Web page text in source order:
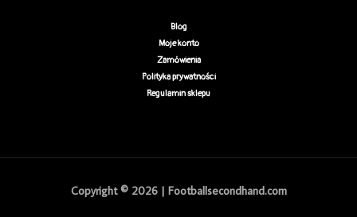
Blog
Moje konto
Zamówienia
Polityka prywatności
Regulamin sklepu
Copyright © 2026 | Footballsecondhand.com